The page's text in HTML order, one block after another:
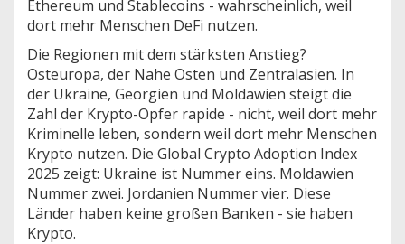
Ethereum und Stablecoins - wahrscheinlich, weil
dort mehr Menschen DeFi nutzen.
Die Regionen mit dem stärksten Anstieg?
Osteuropa, der Nahe Osten und Zentralasien. In
der Ukraine, Georgien und Moldawien steigt die
Zahl der Krypto-Opfer rapide - nicht, weil dort mehr
Kriminelle leben, sondern weil dort mehr Menschen
Krypto nutzen. Die Global Crypto Adoption Index
2025 zeigt: Ukraine ist Nummer eins. Moldawien
Nummer zwei. Jordanien Nummer vier. Diese
Länder haben keine großen Banken - sie haben
Krypto.